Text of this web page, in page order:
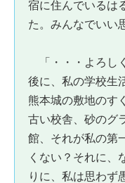
宿に住んでいるは
た。みんなでいい
「・・・よろし
後に、私の学校生
熊本城の敷地のす
古い校舎、砂のグ
館、それが私の第
くない？それに、
りに、私は思わず